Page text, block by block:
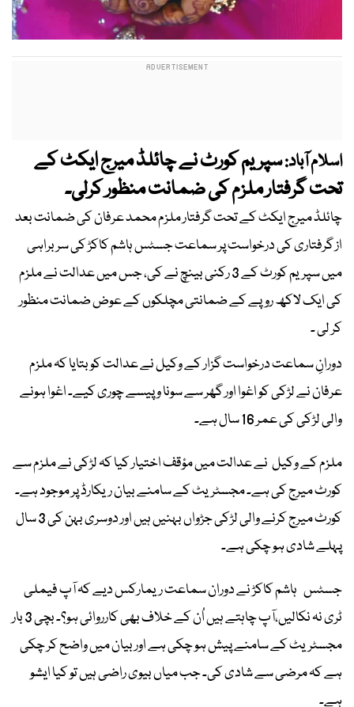
اسلام آباد:سپریم کورٹ نے چائلڈ میرج ایکٹ کے
تحت گرفتار ملزم کی ضمانت منظور کرلی۔
چائلڈ میرج ایکٹ کے تحت گرفتار ملزم محمد عرفان کی ضمانت بعد
از گرفتاری کی درخواست پر سماعت جسٹس ہاشم کاکڑ کی سربراہی
میں سپریم کورٹ کے 3 رکنی بینچ نے کی، جس میں عدالت نے ملزم
کی ایک لاکھ روپے کے ضمانتی مچلکوں کے عوض ضمانت منظور
کر لی ۔
دورانِ سماعت درخواست گزار کے وکیل نے عدالت کو بتایا کہ ملزم
عرفان نے لڑکی کو اغوا اور گھر سے سونا و پیسے چوری کیے۔ اغوا ہونے
والی لڑکی کی عمر 16 سال ہے۔
ملزم کے وکیل نے عدالت میں مؤقف اختیار کیا کہ لڑکی نے ملزم سے
کورٹ میرج کی ہے۔ مجسٹریٹ کے سامنے بیان ریکارڈ پر موجود ہے۔
کورٹ میرج کرنے والی لڑکی جڑواں بہنیں ہیں اور دوسری بہن کی 3 سال
پہلے شادی ہو چکی ہے۔
جسٹس ہاشم کاکڑ نے دوران سماعت ریمارکس دیے کہ آپ فیملی
ٹری نہ نکالیں،آپ چاہتے ہیں اُن کے خلاف بھی کارروائی ہو؟۔ بچی 3 بار
مجسٹریٹ کے سامنے پیش ہو چکی ہے اور بیان میں واضح کر چکی
ہے کہ مرضی سے شادی کی۔ جب میاں بیوی راضی ہیں تو کیا ایشو
ہے۔